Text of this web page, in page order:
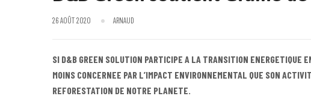
26 AOÛT 2020 ARNAUD
SI D&B GREEN SOLUTION PARTICIPE A LA TRANSITION ENERGETIQUE
MOINS CONCERNEE PAR L’IMPACT ENVIRONNEMENTAL QUE SON
REFORESTATION DE NOTRE PLANETE.